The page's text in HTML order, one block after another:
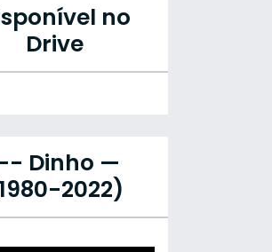
no
Drive
Dinho —
2022)